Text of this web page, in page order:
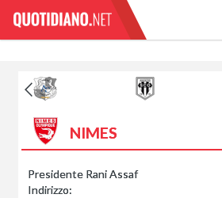
NIMES
Presidente Rani Assaf
Indirizzo: